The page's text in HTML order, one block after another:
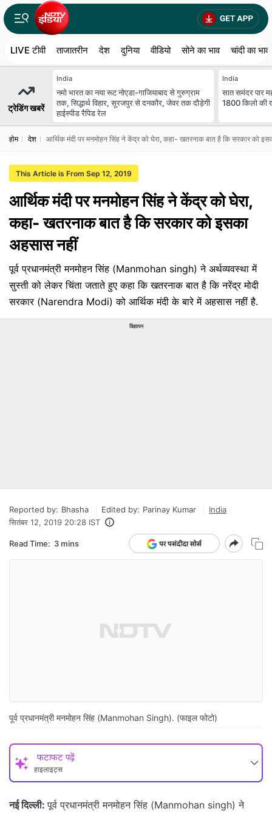
LIVE टीवी ताजातरीन देश दुनिया वीडियो सोने का भाव चांदी का भाव
ट्रेडिंग खबरें
India
नमो भारत का नया रूट नोएडा-गाजियाबाद से गुरुग्राम
तक, सिद्धार्थ विहार, सूरजपुर से दनकौर, जेवर तक दौड़ेगी
हाईस्पीड रैपिड रेल
India
सात समंदर पार
1800 किलो की
होम देश आर्थिक मंदी पर मनमोहन सिंह ने केंद्र को घेरा, कहा- खतरनाक बात है कि सरकार को
This Article is From Sep 12, 2019
आर्थिक मंदी पर मनमोहन सिंह ने केंद्र को घेरा,
कहा- खतरनाक बात है कि सरकार को इसका
अहसास नहीं
पूर्व प्रधानमंत्री मनमोहन सिंह (Manmohan singh) ने अर्थव्यवस्था में
सुस्ती को लेकर चिंता जताते हुए कहा कि खतरनाक बात है कि नरेंद्र मोदी
सरकार (Narendra Modi) को आर्थिक मंदी के बारे में अहसास नहीं है.
विज्ञापन
Reported by: Bhasha Edited by: Parinay Kumar
India
सितंबर 12, 2019 20:28 IST
Read Time: 3 mins
पूर्व प्रधानमंत्री मनमोहन सिंह (Manmohan Singh). (फाइल फोटो)
फटाफट पढ़ें
हाइलाइट्स
नई दिल्ली: पूर्व प्रधानमंत्री मनमोहन सिंह (Manmohan singh) ने